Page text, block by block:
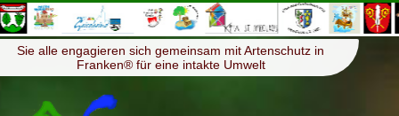
Menü ≡
Sie alle engagieren sich gemeinsam mit Artenschutz in
Franken® für eine intakte Umwelt